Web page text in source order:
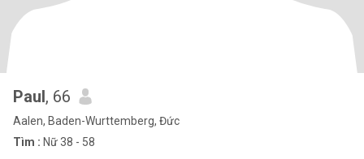
Paul, 66
Aalen, Baden-Wurttemberg, Đức
Tìm : Nữ 38 - 58